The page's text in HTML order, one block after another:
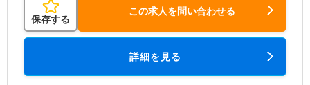
保存する
この求人を問い合わせる
詳細を見る